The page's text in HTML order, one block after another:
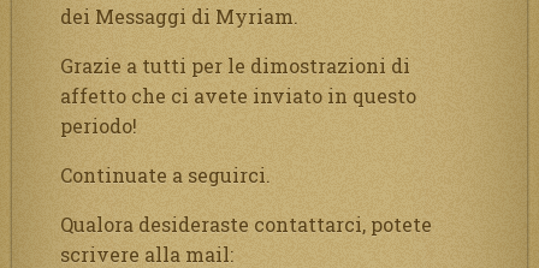
dei Messaggi di Myriam.
Grazie a tutti per le dimostrazioni di
affetto che ci avete inviato in questo
periodo!
Continuate a seguirci.
Qualora desideraste contattarci, potete
scrivere alla mail: